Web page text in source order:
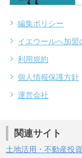
編集ポリシー
イエウールへ加盟
利用規約
個人情報保護方針
運営会社
関連サイト
土地活用・不動産投